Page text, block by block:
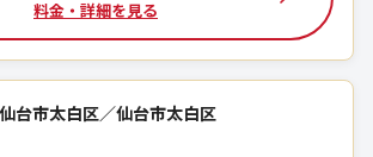
料金・詳細を見る
台市太白区／仙台市太白区